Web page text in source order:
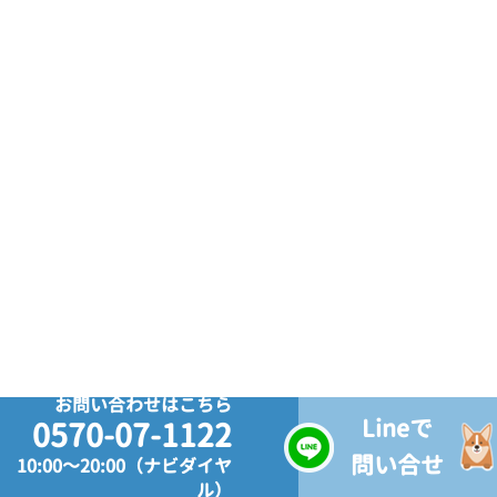
お問い合わせはこちら
0570-07-1122
10:00～20:00（ナビダイヤ
ル）
Lineで
問い合せ